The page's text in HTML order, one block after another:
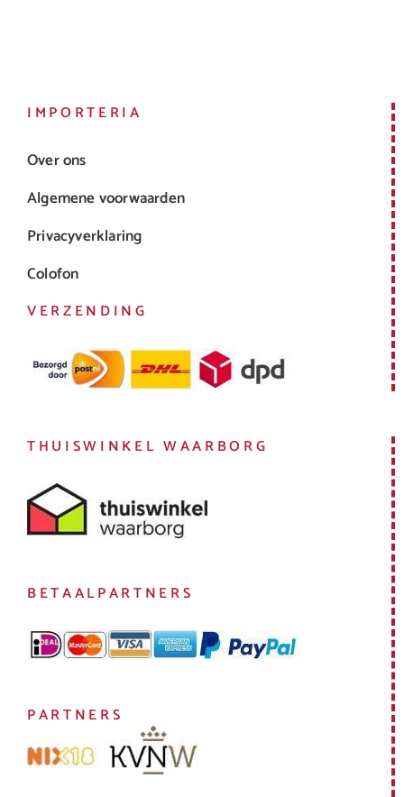
IMPORTERIA
Over ons
Algemene voorwaarden
Privacyverklaring
Colofon
VERZENDING
THUISWINKEL WAARBORG
BETAALPARTNERS
PARTNERS